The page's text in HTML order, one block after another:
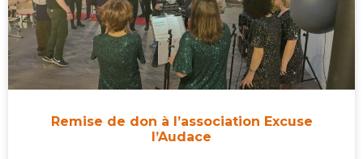
Remise de don à l’association Excuse
l’Audace